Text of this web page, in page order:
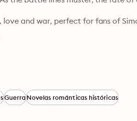
and war, perfect for fans of
GuerraNovelas románticas históricas